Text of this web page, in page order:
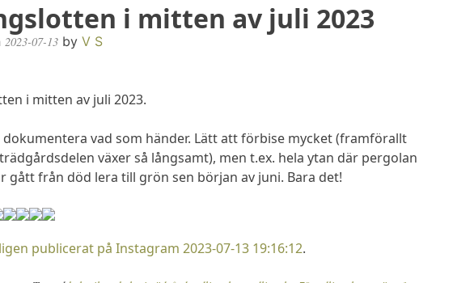
i mitten av juli 2023
2023-07-13 by V S
i mitten av juli 2023.
vad som händer. Lätt att förbise mycket (framförallt
växer så långsamt), men t.ex. hela ytan där pergolan
gått från död lera till grön sen början av juni. Bara det!
publicerat på Instagram 2023-07-13 19:16:12.